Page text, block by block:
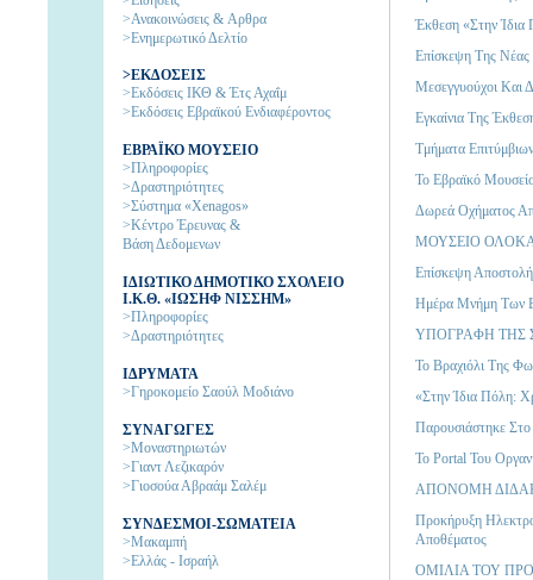
>Ανακοινώσεις & Aρθρα
>Ενημερωτικό Δελτίο
>ΕΚΔΟΣΕΙΣ
>Εκδόσεις ΙΚΘ & Έτς Αχαΐμ
>Εκδόσεις Εβραϊκού Ενδιαφέροντος
EΒΡΑΪΚΟ ΜΟΥΣΕΙΟ
>Πληροφορίες
>Δραστηριότητες
>Σύστημα «Xenagos»
>Κέντρο Έρευνας &
Βάση Δεδομενων
ΙΔΙΩΤΙΚΟ ΔΗΜΟΤΙΚΟ ΣΧΟΛΕΙΟ
Ι.Κ.Θ. «ΙΩΣΗΦ ΝΙΣΣΗΜ»
>Πληροφορίες
>Δραστηριότητες
IΔΡΥΜΑΤΑ
>Γηροκομείο Σαούλ Μοδιάνο
ΣΥΝΑΓΩΓΕΣ
>Μοναστηριωτών
>Γιαντ Λεζικαρόν
>Γιοσούα Αβραάμ Σαλέμ
ΣΥΝΔΕΣΜΟΙ-ΣΩΜΑΤΕΙΑ
>Μακαμπή
>Ελλάς - Ισραήλ
Έκθεση «Στην Ίδια
Επίσκεψη Της Νέας
Μεσεγγυούχοι Και
Εγκαίνια Της
Τμήματα
Το Εβραϊκό
Δωρεά Οχήματος
ΜΟΥΣΕΙΟ
Επίσκεψη
Ημέρα Μνήμη Των
ΥΠΟΓΡΑΦΗ ΤΗΣ
Το Βραχιόλι Της
«Στην Ίδια Πόλη:
Παρουσιάστηκε
Το Portal Του
ΑΠΟΝΟΜΗ
Προκήρυξη
Αποθέματος
ΟΜΙΛΙΑ ΤΟΥ